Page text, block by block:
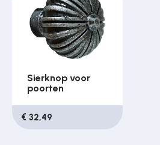
Sierknop voor
poorten
€ 32,49